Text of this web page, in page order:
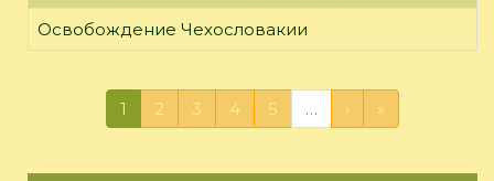
Освобождение Чехословакии
1 2 3 4 5 … › »